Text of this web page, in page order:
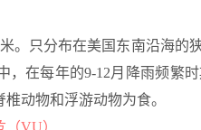
。只分布在美国东南沿海的
，在每年的9-12月降雨频繁
动物和浮游动物为食。
VU）